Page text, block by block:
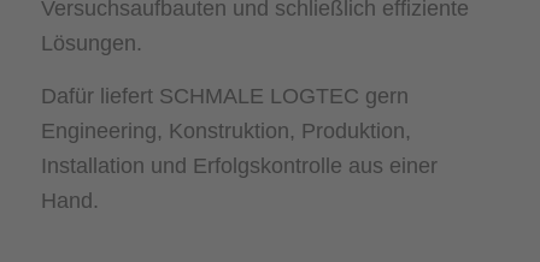
Versuchsaufbauten und schließlich effiziente
Lösungen.
Dafür liefert SCHMALE LOGTEC gern
Engineering, Konstruktion, Produktion,
Installation und Erfolgskontrolle aus einer
Hand.